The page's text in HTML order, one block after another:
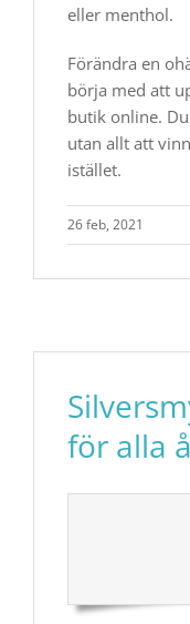
eller menthol.
Förändra en
börja med att
butik online.
utan allt att
istället. ​​
26 feb, 2021
för alla